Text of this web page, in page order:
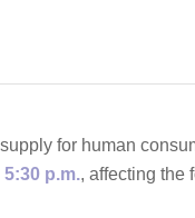
for human
p.m., affecting the